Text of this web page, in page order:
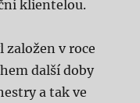
klientelou.
založen v roce
další doby
a tak ve